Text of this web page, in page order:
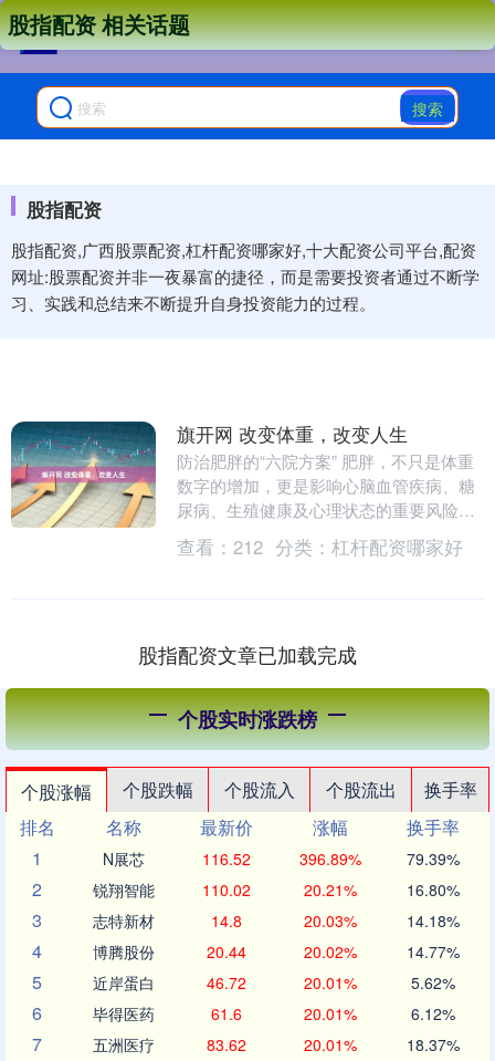
搜索
股指配资
股指配资,广西股票配资,杠杆配资哪家好,十大配资公司平台,配资
网址:股票配资并非一夜暴富的捷径，而是需要投资者通过不断学
习、实践和总结来不断提升自身投资能力的过程。
股指配资 相关话题
旗开网 改变体重，改变人生
防治肥胖的“六院方案” 肥胖，不只是体重
数字的增加，更是影响心脑血管疾病、糖
尿病、生殖健康及心理状态的重要风险因
素。面对我国日益严峻的肥胖形势，国家
卫生健康委等....
查看： 212 分类： 杠杆配资哪家好
股指配资文章已加载完成
个股实时涨跌榜
个股涨幅 个股跌幅 个股流入 个股流出
换手率
排名
名称 最新价 涨幅
换手率
1
N展芯 116.52 396.89% 79.39%
2 锐翔智能 110.02 20.21% 16.80%
3 志特新材 14.8 20.03% 14.18%
4 博腾股份 20.44 20.02% 14.77%
5 近岸蛋白 46.72 20.01% 5.62%
6 毕得医药 61.6 20.01% 6.12%
7 五洲医疗 83.62 20.01% 18.37%